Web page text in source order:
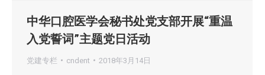
中华口腔医学会秘书处党支部开展“重温
入党誓词”主题党日活动
党建专栏 cndent 2018年3月14日